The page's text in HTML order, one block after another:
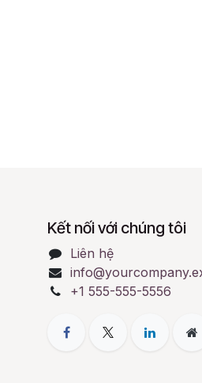
Kết nối với chúng tôi
Liên hệ
+1 555-555-5556